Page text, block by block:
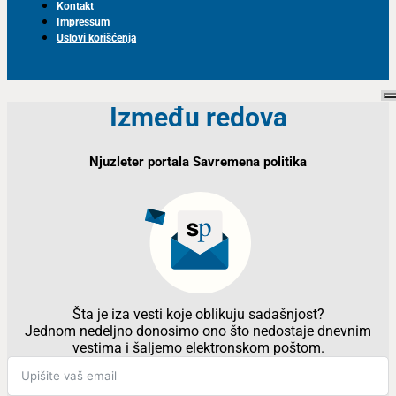
Kontakt
Impressum
Uslovi korišćenja
Između redova
Njuzleter portala Savremena politika
Šta je iza vesti koje oblikuju sadašnjost?
Jednom nedeljno donosimo ono što nedostaje dnevnim
vestima i šaljemo elektronskom poštom.